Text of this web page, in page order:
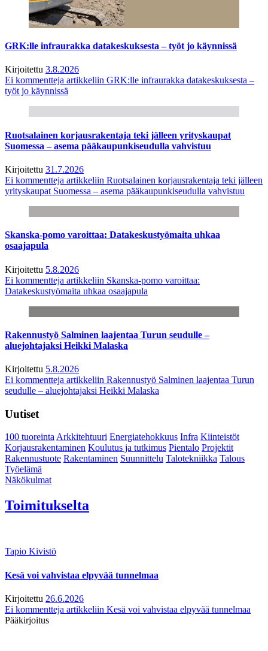
GRK:lle infraurakka datakeskuksesta – työt jo käynnissä
Kirjoitettu 3.8.2026
Ei kommentteja artikkeliin GRK:lle infraurakka datakeskuksesta –
työt jo käynnissä
Ruotsalainen korjausrakentaja teki jälleen yrityskaupat
Suomessa – asema pääkaupunkiseudulla vahvistuu
Kirjoitettu 31.7.2026
Ei kommentteja artikkeliin Ruotsalainen korjausrakentaja teki jälleen
yrityskaupat Suomessa – asema pääkaupunkiseudulla vahvistuu
Skanska-pomo varoittaa: Datakeskustyömaita uhkaa
osaajapula
Kirjoitettu 5.8.2026
Ei kommentteja artikkeliin Skanska-pomo varoittaa:
Datakeskustyömaita uhkaa osaajapula
Rakennustyö Salminen laajentaa Turun seudulle –
aluejohtajaksi Heikki Malaska
Kirjoitettu 5.8.2026
Ei kommentteja artikkeliin Rakennustyö Salminen laajentaa Turun
seudulle – aluejohtajaksi Heikki Malaska
Uutiset
100 tuoreintaArkkitehtuuri Energiatehokkuus Infra Kiinteistöt
Korjausrakentaminen Koulutus ja tutkimus Pientalo Projektit
Rakennustuote Rakentaminen Suunnittelu Talotekniikka Talous
Työelämä
Näkökulmat
Toimitukselta
Tapio Kivistö
Kesä voi vahvistaa elpyvää tunnelmaa
Kirjoitettu 26.6.2026
Ei kommentteja artikkeliin Kesä voi vahvistaa elpyvää tunnelmaa
Pääkirjoitus